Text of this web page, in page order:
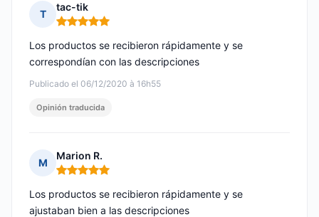
T
tac-tik
Nota: 5 de 5
Publicado el 06/12/2020 à 16h55
Los productos se recibieron rápidamente y se
correspondían con las descripciones
Opinión traducida
M
Marion R.
Nota: 5 de 5
Los productos se recibieron rápidamente y se
ajustaban bien a las descripciones